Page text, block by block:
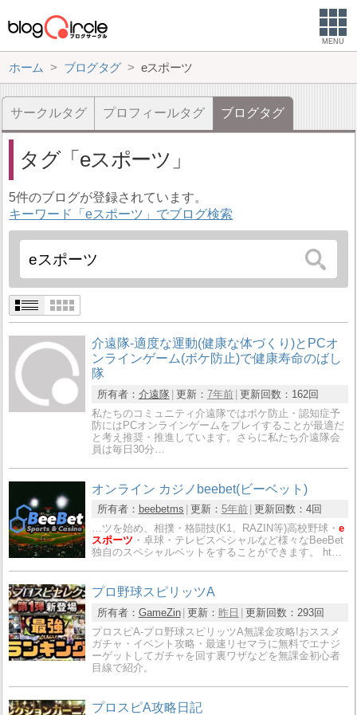
MENU
ホーム ブログタグ eスポーツ
サークルタグ プロフィールタグ ブログタグ
タグ eスポーツ
5件のブログが登録されています。
キーワード「eスポーツ」でブログ検索
介遠隊-適度な運動(健康な体づくり)とPCオ
ンラインゲーム(ボケ防止)で健康寿命のばし
隊
所有者： 介遠隊 更新： 7年前 更新回数： 162回
私たちのコミュニティ介遠隊ではボケ防止・認知症予
防にはPCオンラインゲームをプレイすることが最適だ
と考え推奨・推進しています。さらに私たち介遠隊会
員は毎日30分…
オンライン カジノbeebet(ビーベット)
所有者： beebetms 更新： 5年前 更新回数： 4回
…ツを始め、相撲・格闘技(K1、RAZIN等)高校野球・e
スポーツ ・卓球・テレビスペシャルなど様々なBeeBet
独自のスペシャルベットをすることができます。 ht…
プロ野球スピリッツA
所有者： GameZin 更新： 昨日 更新回数： 293回
プロスピA-プロ野球スピリッツA無課金攻略!おススメ
ガチャ・イベント攻略・最速リセマラに無料でエナジ
ーゲットしてガチャを回す裏ワザなどを無課金初心者
目線で紹介。
プロスピA攻略日記